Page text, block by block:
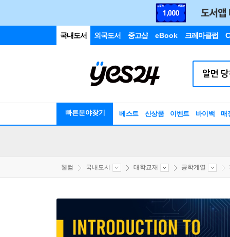
국내도서 외국도서 중고샵 eBook 크레마클럽
빠른분야찾기 베스트 신상품 이벤트 바이백 매
웰컴 국내도서 대학교재 공학계열